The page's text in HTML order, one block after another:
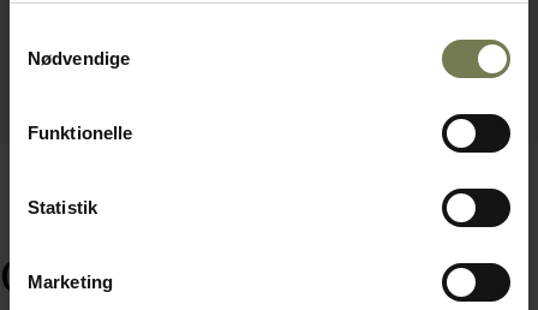
Nødvendige
Funktionelle
Statistik
Marketing
Ofte købt sammen med